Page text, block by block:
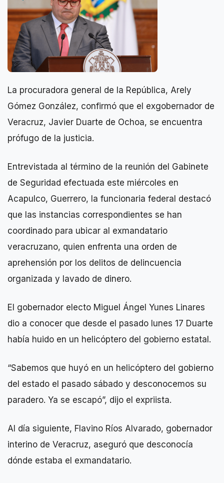
La procuradora general de la República, Arely
Gómez González, confirmó que el exgobernador de
Veracruz, Javier Duarte de Ochoa, se encuentra
prófugo de la justicia.
Entrevistada al término de la reunión del Gabinete
de Seguridad efectuada este miércoles en
Acapulco, Guerrero, la funcionaria federal destacó
que las instancias correspondientes se han
coordinado para ubicar al exmandatario
veracruzano, quien enfrenta una orden de
aprehensión por los delitos de delincuencia
organizada y lavado de dinero.
El gobernador electo Miguel Ángel Yunes Linares
dio a conocer que desde el pasado lunes 17 Duarte
había huido en un helicóptero del gobierno estatal.
“Sabemos que huyó en un helicóptero del gobierno
del estado el pasado sábado y desconocemos su
paradero. Ya se escapó”, dijo el expriista.
Al día siguiente, Flavino Ríos Alvarado, gobernador
interino de Veracruz, aseguró que desconocía
dónde estaba el exmandatario.